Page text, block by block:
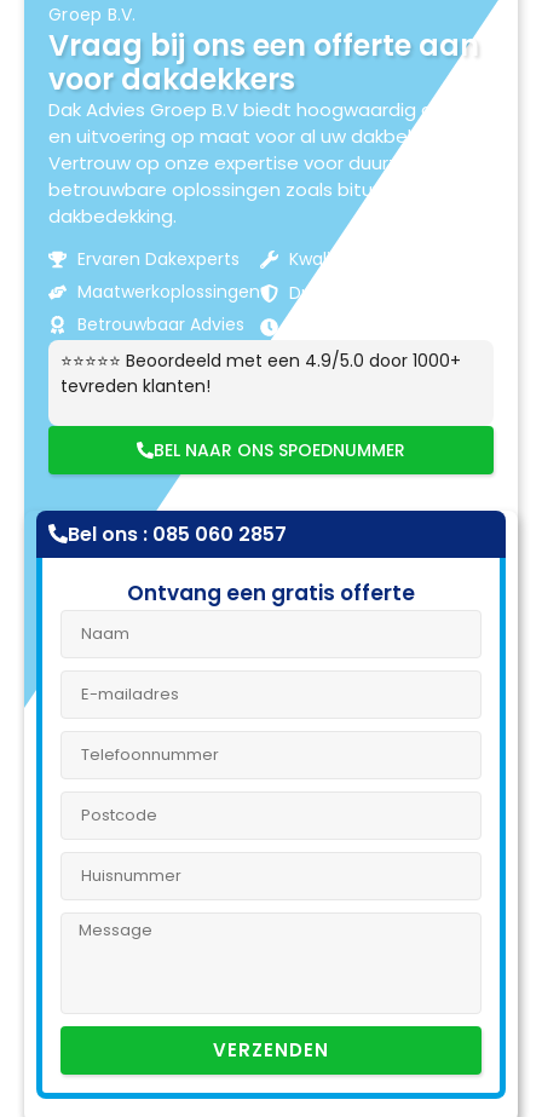
Groep B.V.
Vraag bij ons een offerte aan
voor dakdekkers
Dak Advies Groep B.V biedt hoogwaardig advies
en uitvoering op maat voor al uw dakbehoeften.
Vertrouw op onze expertise voor duurzame en
betrouwbare oplossingen zoals bitumen
dakbedekking.
Ervaren Dakexperts
Maatwerkoplossingen
Betrouwbaar Advies
Kwaliteitsmaterialen
Duurzame Resultaten
⭐⭐⭐⭐⭐ Beoordeeld met een 4.9/5.0 door 1000+
tevreden klanten!
BEL NAAR ONS SPOEDNUMMER
Bel ons : 085 060 2857
Ontvang een gratis offerte
VERZENDEN